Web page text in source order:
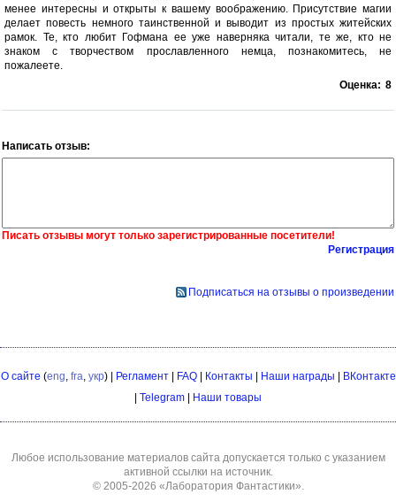
менее интересны и открыты к вашему воображению. Присутствие магии
делает повесть немного таинственной и выводит из простых житейских
рамок. Те, кто любит Гофмана ее уже наверняка читали, те же, кто не
знаком с творчеством прославленного немца, познакомитесь, не
пожалеете.
Оценка: 8
Написать отзыв:
Писать отзывы могут только зарегистрированные посетители!
Регистрация
Подписаться на отзывы о произведении
О сайте (eng, fra, укр) | Регламент| FAQ| Контакты Наши награды
ВКонтакте
Telegram Наши товары
Любое использование материалов сайта допускается только с указанием
активной ссылки на источник.
© 2005-2026 «Лаборатория Фантастики».